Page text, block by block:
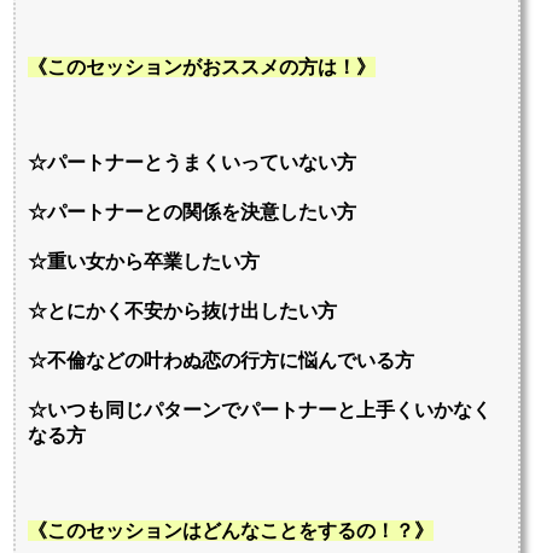
《このセッションがおススメの方は！》
☆パートナーとうまくいっていない方
☆パートナーとの関係を決意したい方
☆重い女から卒業したい方
☆とにかく不安から抜け出したい方
☆不倫などの叶わぬ恋の行方に悩んでいる方
☆いつも同じパターンでパートナーと上手くいかなく
なる方
《このセッションはどんなことをするの！？》